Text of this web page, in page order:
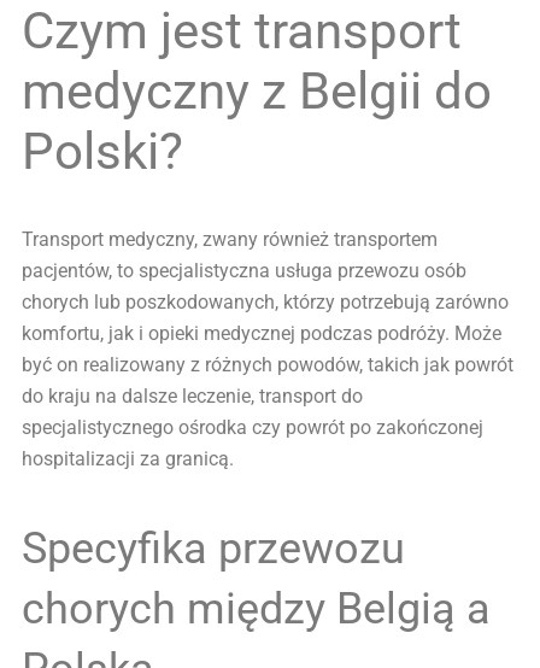
Czym jest transport
medyczny z Belgii do
Polski?
Transport medyczny, zwany również transportem
pacjentów, to specjalistyczna usługa przewozu osób
chorych lub poszkodowanych, którzy potrzebują zarówno
komfortu, jak i opieki medycznej podczas podróży. Może
być on realizowany z różnych powodów, takich jak powrót
do kraju na dalsze leczenie, transport do
specjalistycznego ośrodka czy powrót po zakończonej
hospitalizacji za granicą.
Specyfika przewozu
chorych między Belgią a